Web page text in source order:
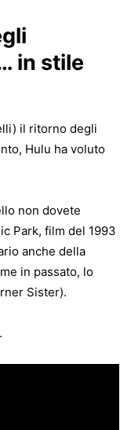
in stile
il ritorno degli
Hulu ha voluto
non dovete
Park, film del 1993
anche della
in passato, lo
Sister).